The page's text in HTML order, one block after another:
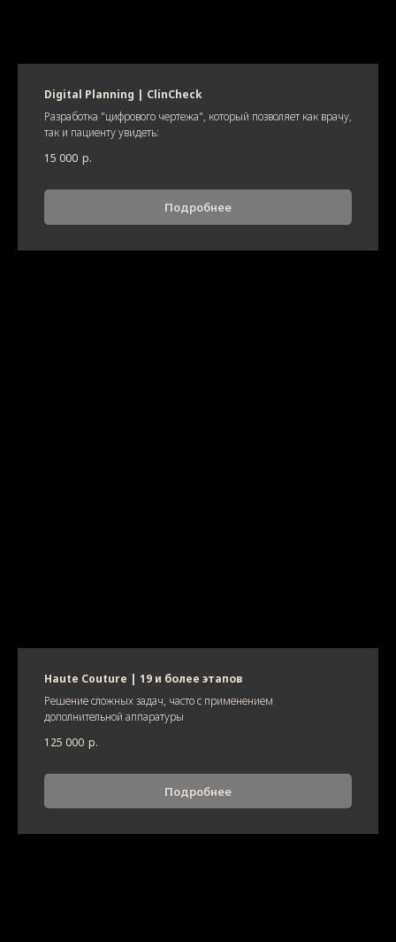
Digital Planning | ClinCheck
Разработка "цифрового чертежа", который позволяет как врачу,
так и пациенту увидеть:
15 000 р.
Подробнее
Haute Couture | 19 и более этапов
Решение сложных задач, часто с применением
дополнительной аппаратуры
125 000 р.
Подробнее